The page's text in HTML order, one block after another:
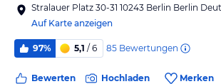
Stralauer Platz 30-31 10243 Berlin Berlin
Auf Karte anzeigen
97% 5,1 / 6 85 Bewertungen
Bewerten Hochladen Merken